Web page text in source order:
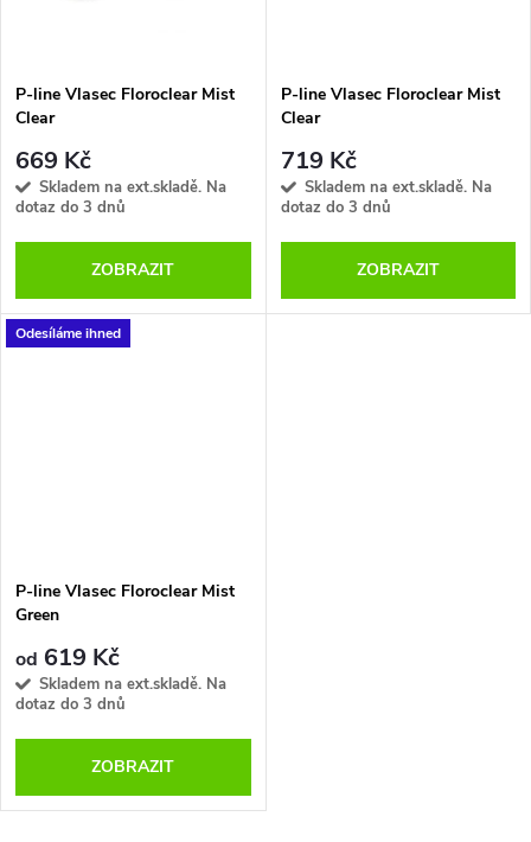
P-line Vlasec Floroclear Mist
Clear
669 Kč
Skladem na ext.skladě. Na
dotaz do 3 dnů
ZOBRAZIT
P-line Vlasec Floroclear Mist
Clear
719 Kč
Skladem na ext.skladě. Na
dotaz do 3 dnů
ZOBRAZIT
Odesíláme ihned
P-line Vlasec Floroclear Mist
Green
od 619 Kč
Skladem na ext.skladě. Na
dotaz do 3 dnů
ZOBRAZIT